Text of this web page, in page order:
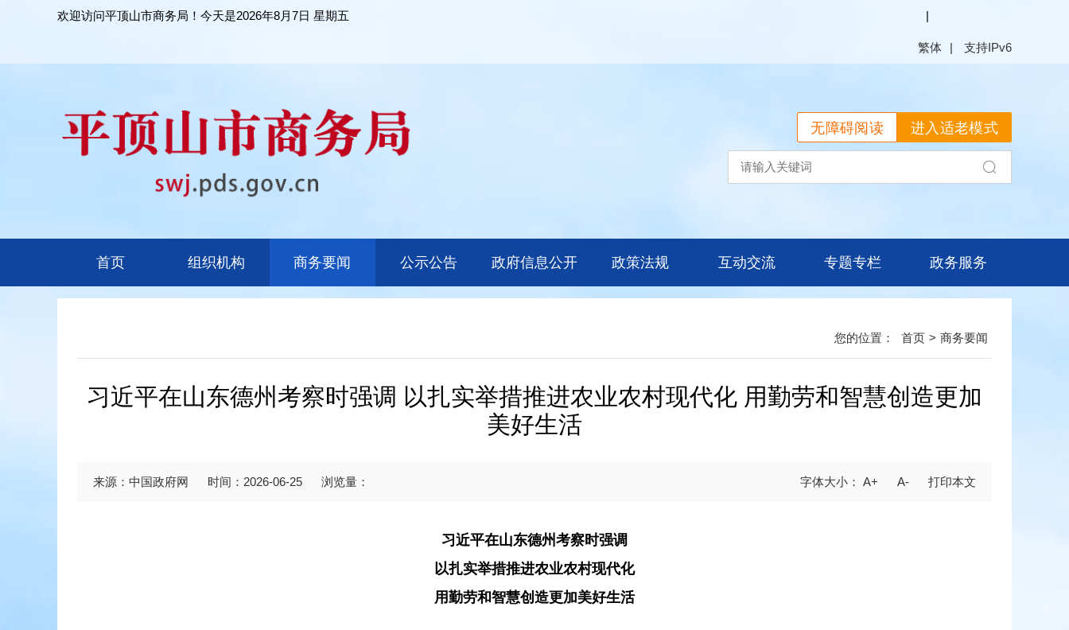
欢迎访问平顶山市商务局！今天是2026年8月7日 星期五
繁体
进入适老模式
无障碍阅读
首页 组织机构 商务要闻 公示公告 政府信息公开 政策法规 互动交流 专题专栏 政务服务
首页 > 商务要闻
习近平在山东德州考察时强调 以扎实举措推进农业农村现代化 用勤劳和智慧创造更加
美好生活
来源：中国政府网 时间：2026-06-25 浏览量： A+ A-
习近平在山东德州考察时强调
以扎实举措推进农业农村现代化
用勤劳和智慧创造更加美好生活